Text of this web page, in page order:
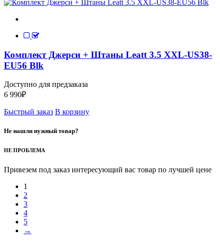
Комплект Джерси + Штаны Leatt 3.5 XXL-US38-
EU56 Blk
Доступно для предзаказа
6 990₽
Быстрый заказ В корзину
Не нашли нужный товар?
НЕ ПРОБЛЕМА
Привезем под заказ интересующий вас товар по лучшей цене
1
2
3
4
5
→